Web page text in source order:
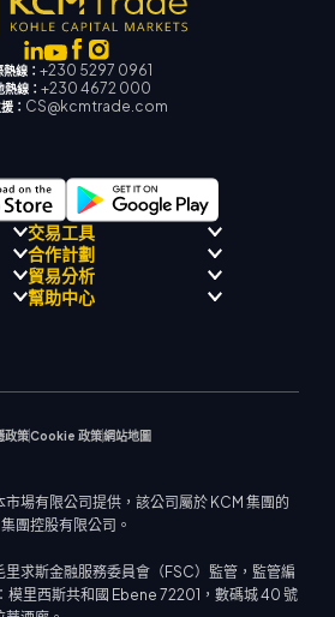
熱線： +230 5297 0961
熱線： +230 4672 000
： CS@kcmtrade.com
交易工具
師
合作計劃
介紹經紀人計劃
貿易分析
幫助中心
政策Cookie 政策網站地圖
場有限公司提供，該公司屬於 KCM 集團的
團控股有限公司。
求斯金融服務委員會（FSC）監管，監管編
里西斯共和國 Ebene 72201，數碼城 40 號